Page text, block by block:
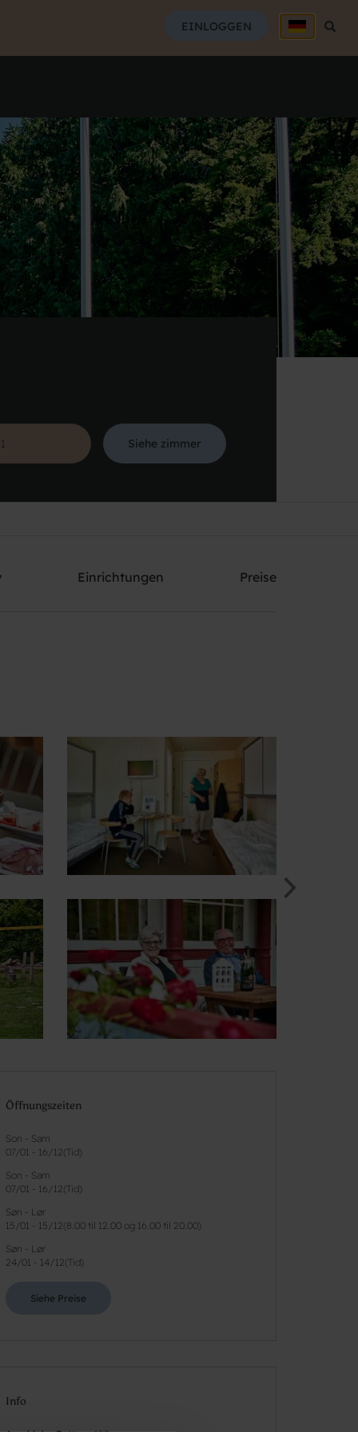
Suche
EINLOGGEN
Siehe zimmer
Einrichtungen Preise
Öffnungszeiten
Son - Sam
07/01 - 16/12( Tid)
Son - Sam
07/01 - 16/12( Tid)
Søn - Lør
15/01 - 15/12( 8.00 til 12.00 og 16.00 til 20.00)
Søn - Lør
24/01 - 14/12( Tid)
Siehe Preise
Info